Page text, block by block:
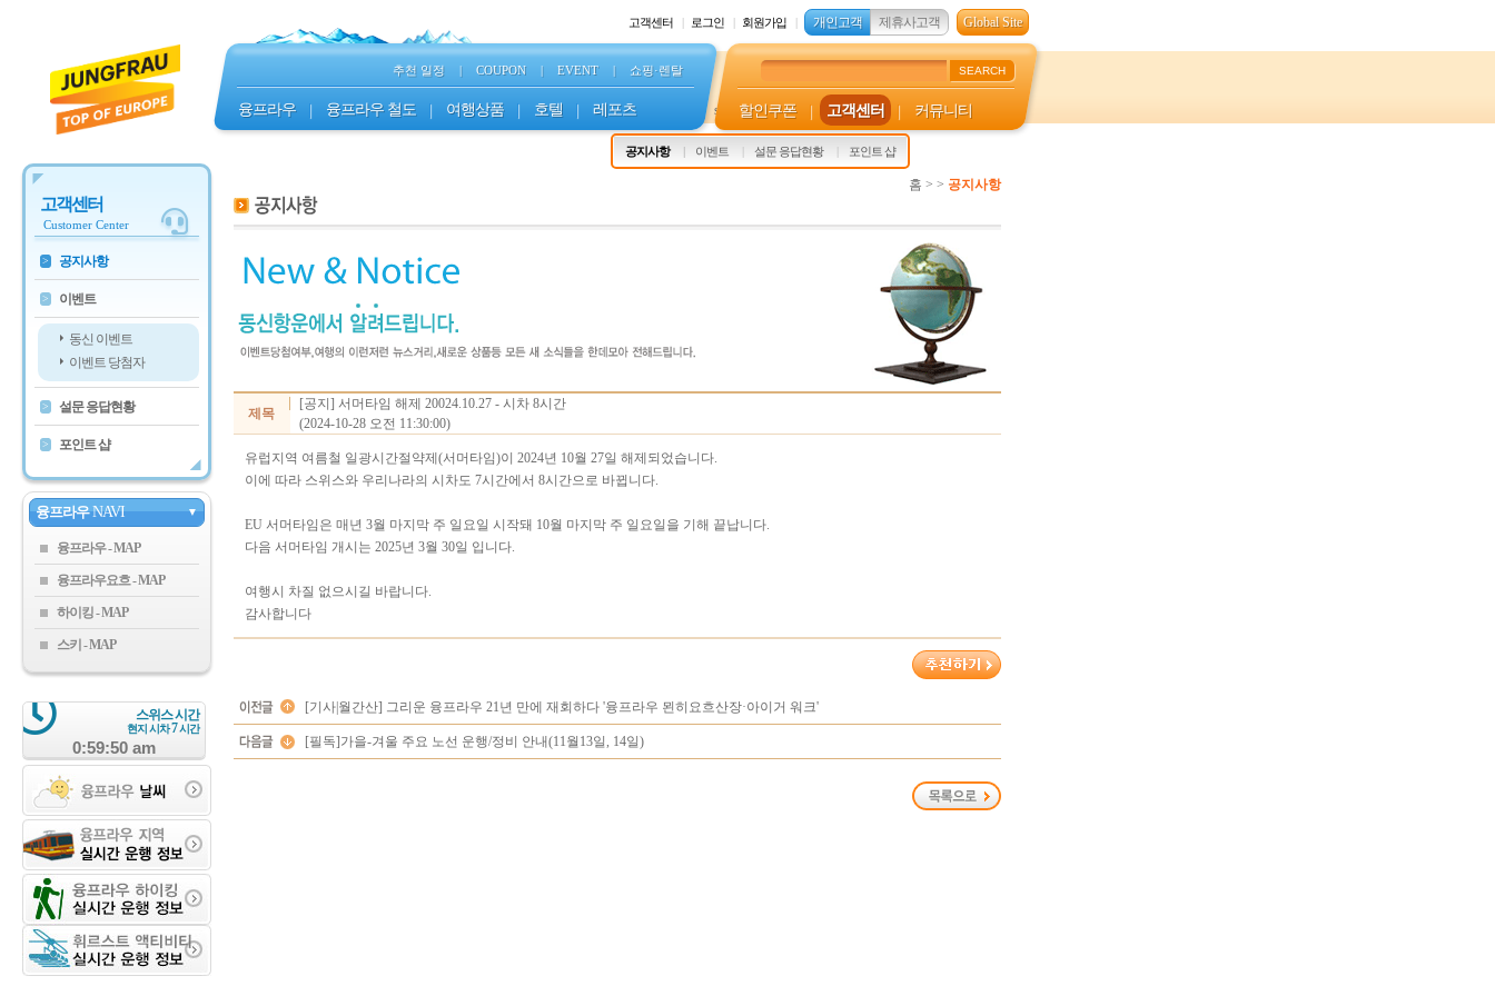
고객센터 로그인 회원가입 개인고객 제휴사고객 Global Site
추천 일정 | COUPON | EVENT | 쇼핑·렌탈
융프라우 융프라우 철도 여행상품 호텔 레포츠 s
SEARCH
할인쿠폰 | 고객센터 | 커뮤니티
공지사항 이벤트 설문 응답현황 포인트 샵
고객센터
Customer Center
> 공지사항
> 이벤트
동신 이벤트
이벤트 당첨자
> 설문 응답현황
> 포인트 샵
융프라우 NAVI ▼
융프라우
융프라우요흐
하이킹
스키
스위스 시간
현지 시차7시간
0:59:51 am
홈 > > 공지사항
제목
[공지] 서머타임 해제 20024.10.27 - 시차 8시간
(2024-10-28 오전 11:30:00)
유럽지역 여름철 일광시간절약제(서머타임)이 2024년 10월 27일 해제되었습니다.
이에 따라 스위스와 우리나라의 시차도 7시간에서 8시간으로 바뀝니다.
EU 서머타임은 매년 3월 마지막 주 일요일 시작돼 10월 마지막 주 일요일을 기해 끝납니다.
다음 서머타임 개시는 2025년 3월 30일 입니다.
여행시 차질 없으시길 바랍니다.
감사합니다
[기사|월간산] 그리운 융프라우 21년 만에 재회하다 '융프라우 묀히요흐산장·아이거 워크'
[필독]가을-겨울 주요 노선 운행/정비 안내(11월13일, 14일)